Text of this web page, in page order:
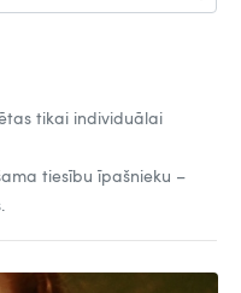
tikai individuālai
tiesību īpašnieku –